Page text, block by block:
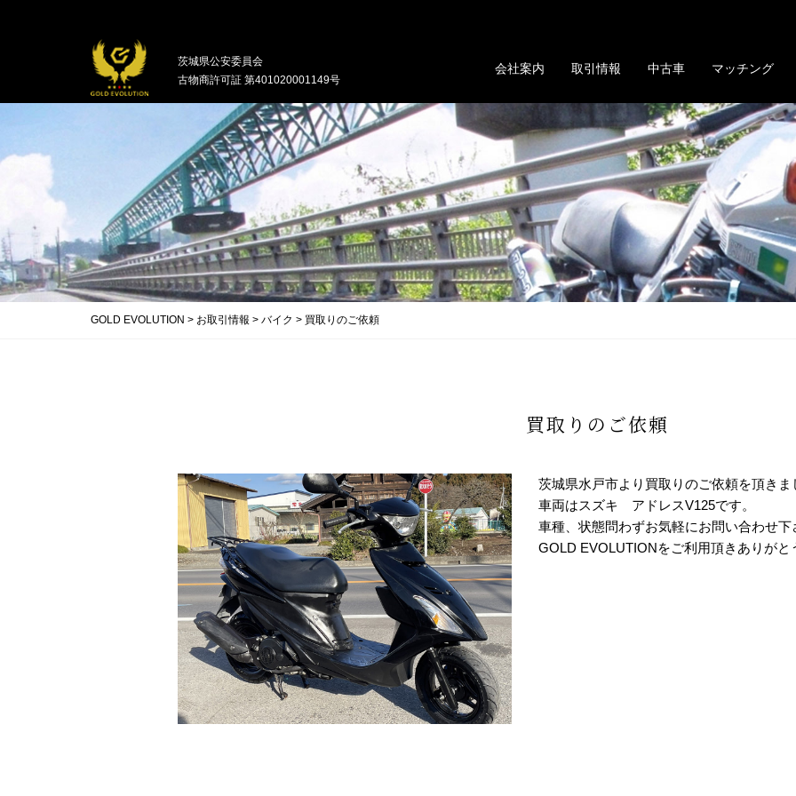
茨城県公安委員会
古物商許可証 第401020001149号
会社案内 取引情報 中古車 マッチング
GOLD EVOLUTION > お取引情報 > バイク > 買取りのご依頼
買取りのご依頼
茨城県水戸市より買取りのご依頼を頂きま
車両はスズキ アドレスV125です。
車種、状態問わずお気軽にお問い合わせ下
GOLD EVOLUTIONをご利用頂きありがと